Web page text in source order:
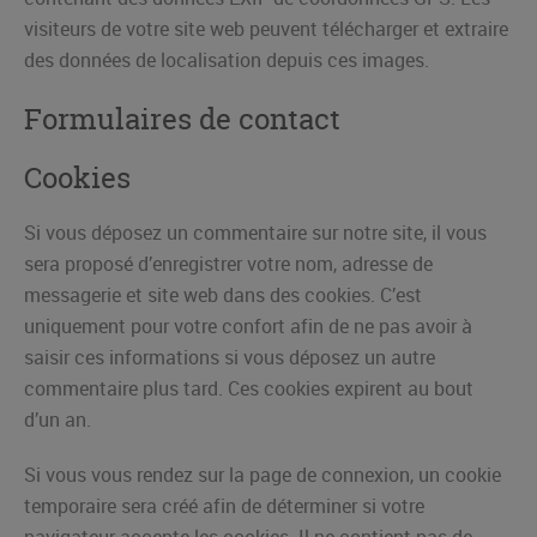
visiteurs de votre site web peuvent télécharger et extraire
des données de localisation depuis ces images.
Formulaires de contact
Cookies
Si vous déposez un commentaire sur notre site, il vous
sera proposé d’enregistrer votre nom, adresse de
messagerie et site web dans des cookies. C’est
uniquement pour votre confort afin de ne pas avoir à
saisir ces informations si vous déposez un autre
commentaire plus tard. Ces cookies expirent au bout
d’un an.
Si vous vous rendez sur la page de connexion, un cookie
temporaire sera créé afin de déterminer si votre